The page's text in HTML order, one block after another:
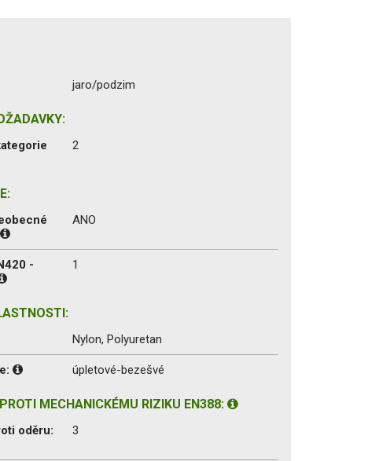
jaro/podzim
2
ANO
-
1
Nylon, Polyuretan
úpletové-bezešvé
MECHANICKÉMU RIZIKU EN388:
oděru: 3